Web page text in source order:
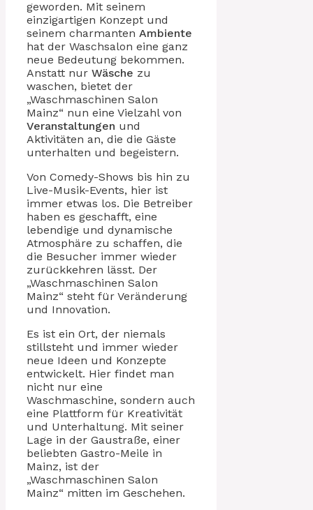
geworden. Mit seinem
einzigartigen Konzept und
seinem charmanten Ambiente
hat der Waschsalon eine ganz
neue Bedeutung bekommen.
Anstatt nur Wäsche zu
waschen, bietet der
„Waschmaschinen Salon
Mainz“ nun eine Vielzahl von
Veranstaltungen und
Aktivitäten an, die die Gäste
unterhalten und begeistern.
Von Comedy-Shows bis hin zu
Live-Musik-Events, hier ist
immer etwas los. Die Betreiber
haben es geschafft, eine
lebendige und dynamische
Atmosphäre zu schaffen, die
die Besucher immer wieder
zurückkehren lässt. Der
„Waschmaschinen Salon
Mainz“ steht für Veränderung
und Innovation.
Es ist ein Ort, der niemals
stillsteht und immer wieder
neue Ideen und Konzepte
entwickelt. Hier findet man
nicht nur eine
Waschmaschine, sondern auch
eine Plattform für Kreativität
und Unterhaltung. Mit seiner
Lage in der Gaustraße, einer
beliebten Gastro-Meile in
Mainz, ist der
„Waschmaschinen Salon
Mainz“ mitten im Geschehen.